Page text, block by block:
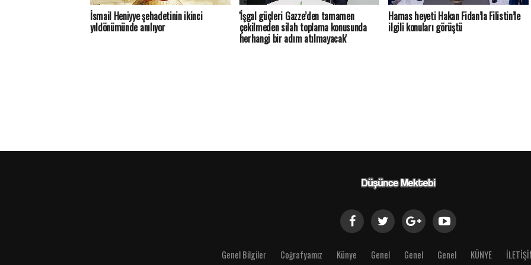
İsmail Heniyye şehadetinin ikinci
yıldönümünde anılıyor
'İşgal güçleri Gazze’den tamamen
çekilmeden silah toplama konusunda
herhangi bir adım atılmayacak'
Hamas heyeti Hakan Fidan’la Filistin’le
ilgili konuları görüştü
Genel Bilgiler Coğrafyamız Künye Genel Genel Genel KÜNYE